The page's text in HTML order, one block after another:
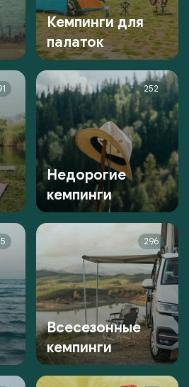
Кемпинги для
палаток
252
Недорогие
кемпинги
296
Всесезонные
кемпинги